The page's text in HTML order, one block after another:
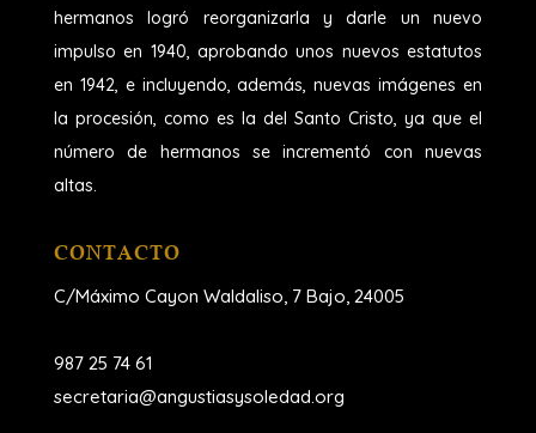
hermanos logró reorganizarla y darle un nuevo
impulso en 1940, aprobando unos nuevos estatutos
en 1942, e incluyendo, además, nuevas imágenes en
la procesión, como es la del Santo Cristo, ya que el
número de hermanos se incrementó con nuevas
altas.
CONTACTO
C/Máximo Cayon Waldaliso, 7 Bajo, 24005
987 25 74 61
secretaria@angustiasysoledad.org